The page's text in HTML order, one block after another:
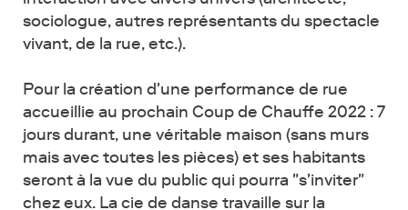
sociologue, autres représentants du spectacle
vivant, de la rue, etc.).
Pour la création d'une performance de rue
accueillie au prochain Coup de Chauffe 2022 : 7
jours durant, une véritable maison (sans murs
mais avec toutes les pièces) et ses habitants
seront à la vue du public qui pourra "s'inviter"
chez eux. La cie de danse travaille sur la